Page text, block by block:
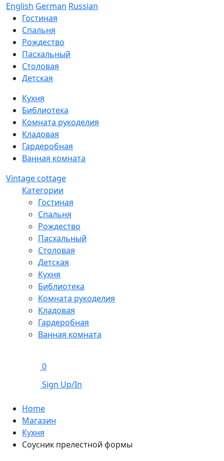
English German Russian
Гостиная
Спальня
Рождество
Пасхальный
Столовая
Детская
Кухня
Библиотека
Комната рукоделия
Кладовая
Гардеробная
Ванная комната
Vintage cottage
Категории
Гостиная
Спальня
Рождество
Пасхальный
Столовая
Детская
Кухня
Библиотека
Комната рукоделия
Кладовая
Гардеробная
Ванная комната
0
Sign Up/In
Home
Магазин
Кухня
Cоусник прелестной формы